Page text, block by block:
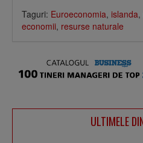
Taguri: Euroeconomia, islanda,
economii, resurse naturale
ULTIMELE